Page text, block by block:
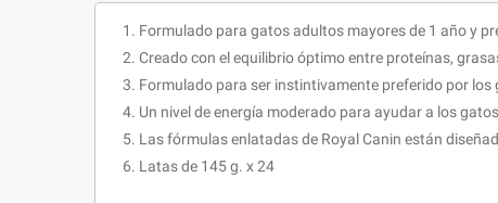
Formulado para gatos adultos mayores de 1 año y
Creado con el equilibrio óptimo entre proteínas,
Formulado para ser instintivamente preferido por
Un nivel de energía moderado para ayudar a los
Las fórmulas enlatadas de Royal Canin están
Latas de 145 g. x 24